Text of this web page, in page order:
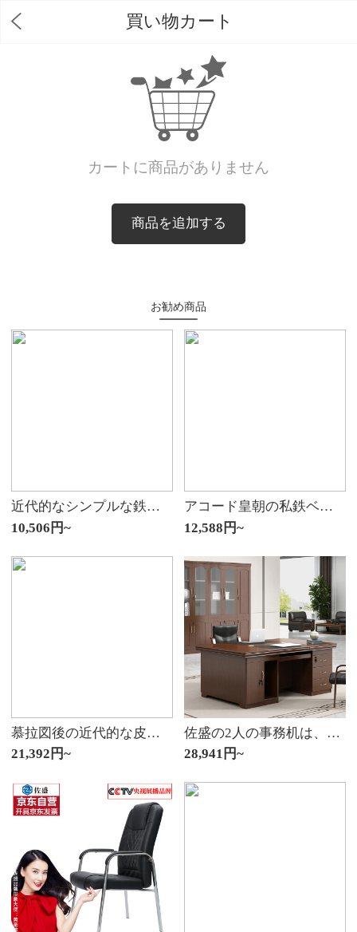
買い物カート
カートに商品がありません
商品を追加する
お勧め商品
近代的なシンプルな鉄のベッドは1.5メートル1.8鉄骨のダブルベッドのネットの赤い王女のシングルの鉄のベッドは軽奢で北欧の1メートルの2つの嘉際の黒色の鳳の尾+20 CMのスプリングマットの補強は骨格の金の1500 mm*1900 mmを並べます
10,506円~
アコード皇朝の私鉄ベッド鉄床1.5回ベッドに横になる鉄芸ペア1.5 m insネットの紅加厚は簡単です。現代の軽さ1.8 mの鉄骨のシングルルームの北欧の黒いベッドに20 cmのスプリングマットをプラスして1350 mm*2000 mmです。
12,588円~
慕拉図後の近代的な皮の芸の寝床の板の軽さの贅沢な皮のベッドのついたての1.8メートルの枕元の柔らかい包みの主な寝台のinsは簡単にダブルベッドの頭を約束して金めっきの工芸の一つのベッドの頭+2つのベッドのヘッドの戸棚(718〓台の黒色)の2.0メートルを背負います。
21,392円~
佐盛の2人の事務机は、実木皮デカクと対面しています。テーブル経理の財務デスク長さは1.6 m*幅1.2 mです。
28,941円~